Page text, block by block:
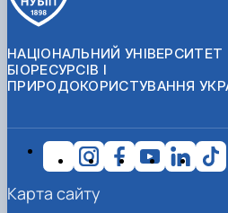
НАЦІОНАЛЬНИЙ УНІВЕРСИТЕТ
БІОРЕСУРСІВ І
ПРИРОДОКОРИСТУВАННЯ
Карта сайту